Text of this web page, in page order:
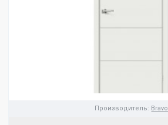
Производитель: Bravo